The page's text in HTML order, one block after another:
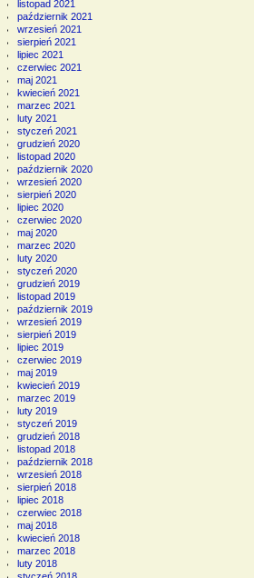
listopad 2021
październik 2021
wrzesień 2021
sierpień 2021
lipiec 2021
czerwiec 2021
maj 2021
kwiecień 2021
marzec 2021
luty 2021
styczeń 2021
grudzień 2020
listopad 2020
październik 2020
wrzesień 2020
sierpień 2020
lipiec 2020
czerwiec 2020
maj 2020
marzec 2020
luty 2020
styczeń 2020
grudzień 2019
listopad 2019
październik 2019
wrzesień 2019
sierpień 2019
lipiec 2019
czerwiec 2019
maj 2019
kwiecień 2019
marzec 2019
luty 2019
styczeń 2019
grudzień 2018
listopad 2018
październik 2018
wrzesień 2018
sierpień 2018
lipiec 2018
czerwiec 2018
maj 2018
kwiecień 2018
marzec 2018
luty 2018